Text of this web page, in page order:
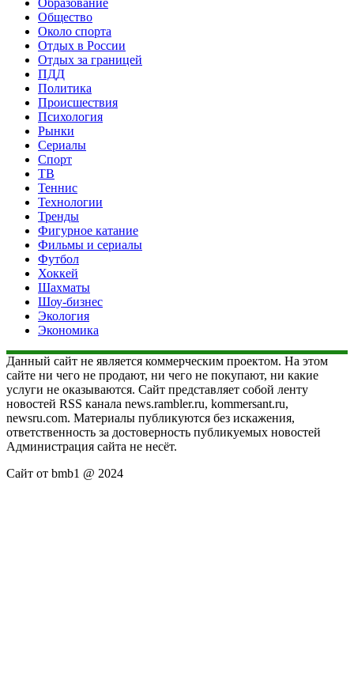
Общество
Около спорта
Отдых в России
Отдых за границей
ПДД
Политика
Происшествия
Психология
Рынки
Сериалы
Спорт
ТВ
Теннис
Технологии
Тренды
Фигурное катание
Фильмы и сериалы
Футбол
Хоккей
Шахматы
Шоу-бизнес
Экология
Экономика
Данный сайт не является коммерческим проектом. На этом
сайте ни чего не продают, ни чего не покупают, ни какие
услуги не оказываются. Сайт представляет собой ленту
новостей RSS канала news.rambler.ru, kommersant.ru,
newsru.com. Материалы публикуются без искажения,
ответственность за достоверность публикуемых новостей
Администрация сайта не несёт.
Сайт от bmb1 @ 2024